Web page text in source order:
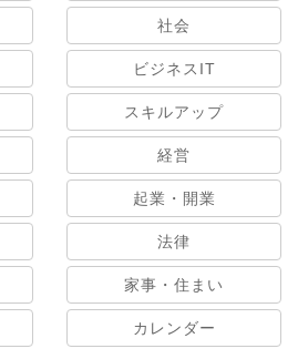
社会
ビジネスIT
スキルアップ
経営
起業・開業
法律
家事・住まい
カレンダー